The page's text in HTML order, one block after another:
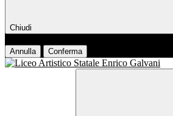
Chiudi
Annulla Conferma